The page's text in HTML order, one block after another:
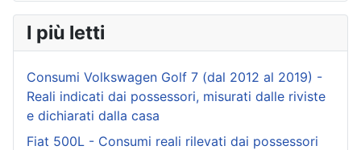
I più letti
Consumi Volkswagen Golf 7 (dal 2012 al 2019) -
Reali indicati dai possessori, misurati dalle riviste
e dichiarati dalla casa
Fiat 500L - Consumi reali rilevati dai possessori